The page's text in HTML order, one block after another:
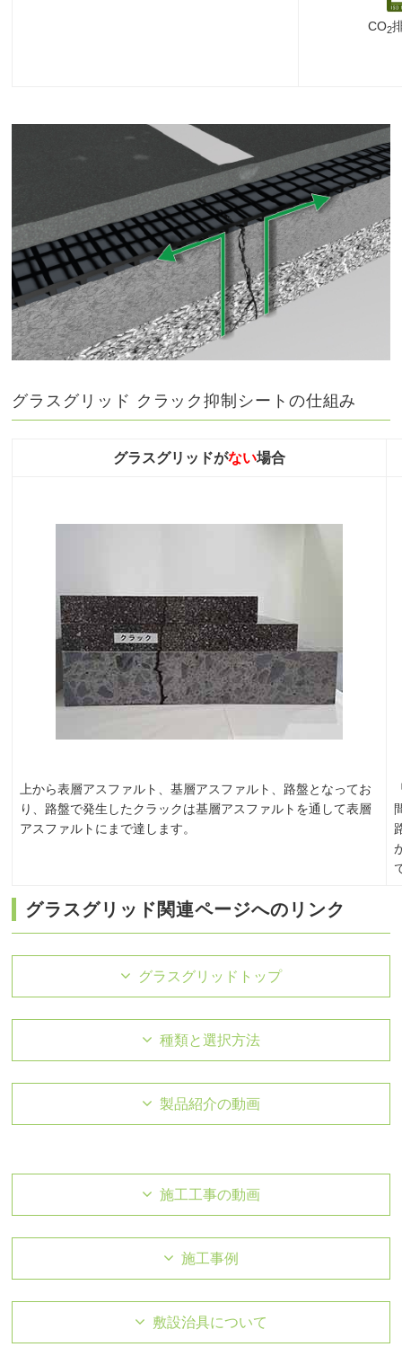
CO2
グラスグリッド クラック抑制シートの仕組み
グラスグリッドがない場合
上から表層アスファルト、基層アスファルト、路盤となってお
り、路盤で発生したクラックは基層アスファルトを通して表層
アスファルトにまで達します。
グラスグリッド関連ページへのリンク
グラスグリッドトップ
種類と選択方法
製品紹介の動画
施工工事の動画
施工事例
敷設治具について